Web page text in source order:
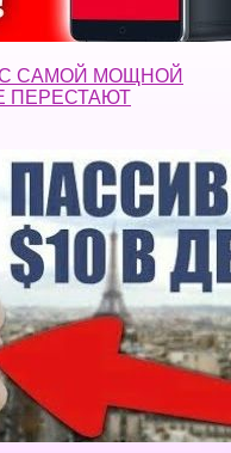
САМОЙ МОЩНОЙ
ПЕРЕСТАЮТ